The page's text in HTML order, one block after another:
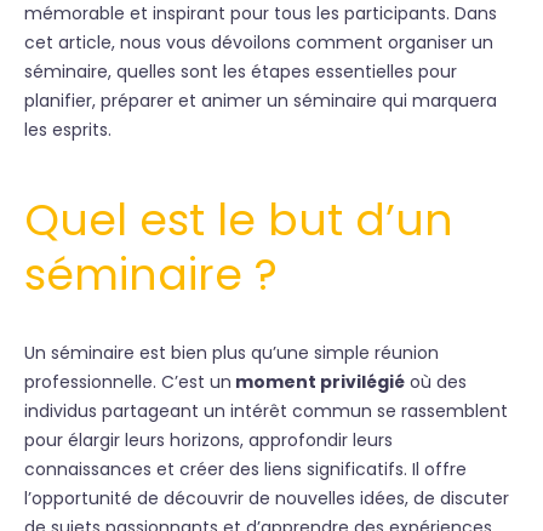
mémorable et inspirant pour tous les participants. Dans
cet article, nous vous dévoilons comment organiser un
séminaire, quelles sont les étapes essentielles pour
planifier, préparer et animer un séminaire qui marquera
les esprits.
Quel est le but d’un
séminaire ?
Un séminaire est bien plus qu’une simple réunion
professionnelle. C’est un moment privilégié où des
individus partageant un intérêt commun se rassemblent
pour élargir leurs horizons, approfondir leurs
connaissances et créer des liens significatifs. Il offre
l’opportunité de découvrir de nouvelles idées, de discuter